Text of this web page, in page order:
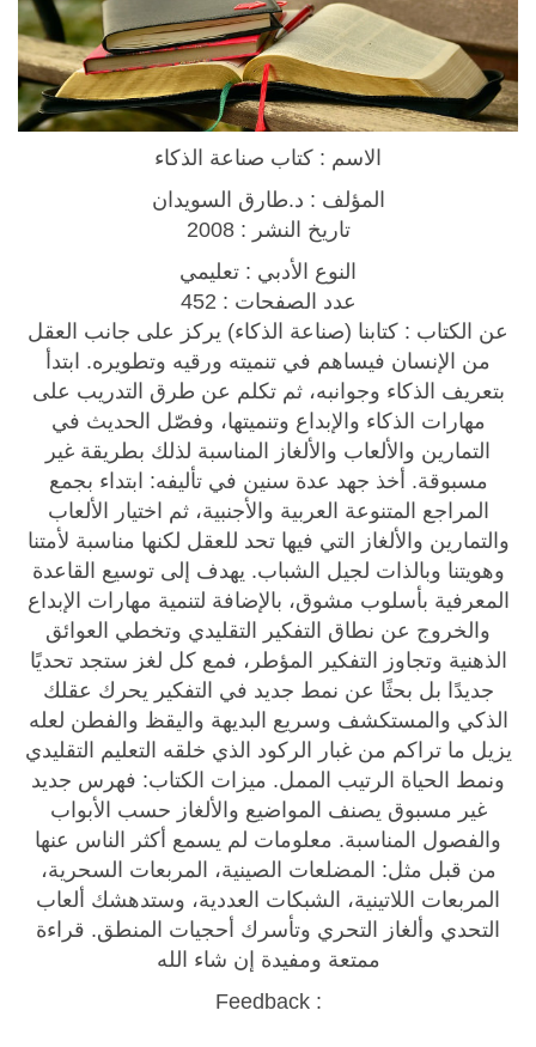
n
c
e
B
o
ص
ن
ع
ة
ا
ل
ذ
ك
ا
ء
q
u
a
n
i
y
الاسم : كتاب صناعة الذكاء
المؤلف : د.طارق السويدان
تاريخ النشر : 2008
النوع الأدبي : تعليمي
عدد الصفحات : 452
عن الكتاب : كتابنا (صناعة الذكاء) يركز على جانب العقل
من الإنسان فيساهم في تنميته ورقيه وتطويره. ابتدأ
بتعريف الذكاء وجوانبه، ثم تكلم عن طرق التدريب على
مهارات الذكاء والإبداع وتنميتها، وفصّل الحديث في
التمارين والألعاب والألغاز المناسبة لذلك بطريقة غير
مسبوقة. أخذ جهد عدة سنين في تأليفه: ابتداء بجمع
المراجع المتنوعة العربية والأجنبية، ثم اختيار الألعاب
والتمارين والألغاز التي فيها تحد للعقل لكنها مناسبة لأمتنا
وهويتنا وبالذات لجيل الشباب. يهدف إلى توسيع القاعدة
المعرفية بأسلوب مشوق، بالإضافة لتنمية مهارات الإبداع
والخروج عن نطاق التفكير التقليدي وتخطي العوائق
الذهنية وتجاوز التفكير المؤطر، فمع كل لغز ستجد تحديًا
جديدًا بل بحثًا عن نمط جديد في التفكير يحرك عقلك
الذكي والمستكشف وسريع البديهة واليقظ والفطن لعله
يزيل ما تراكم من غبار الركود الذي خلقه التعليم التقليدي
ونمط الحياة الرتيب الممل. ميزات الكتاب: فهرس جديد
غير مسبوق يصنف المواضيع والألغاز حسب الأبواب
والفصول المناسبة. معلومات لم يسمع أكثر الناس عنها
من قبل مثل: المضلعات الصينية، المربعات السحرية،
المربعات اللاتينية، الشبكات العددية، وستدهشك ألعاب
التحدي وألغاز التحري وتأسرك أحجيات المنطق. قراءة
ممتعة ومفيدة إن شاء الله
Feedback :